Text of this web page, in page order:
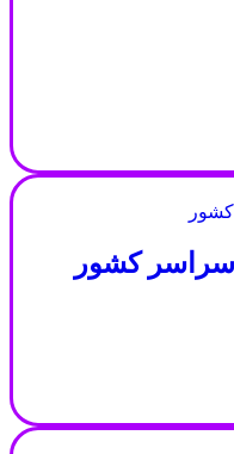
سراسر کشور